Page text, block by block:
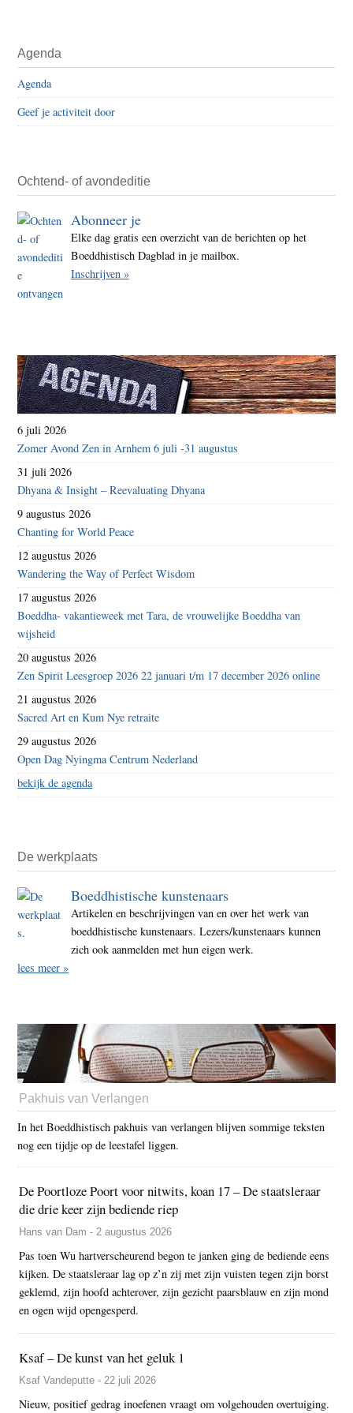
Agenda
Agenda
Geef je activiteit door
Ochtend- of avondeditie
Abonneer je
Elke dag gratis een overzicht van de berichten op het
Boeddhistisch Dagblad in je mailbox.
Inschrijven »
6 juli 2026
Zomer Avond Zen in Arnhem 6 juli -31 augustus
31 juli 2026
Dhyana & Insight – Reevaluating Dhyana
9 augustus 2026
Chanting for World Peace
12 augustus 2026
Wandering the Way of Perfect Wisdom
17 augustus 2026
Boeddha- vakantieweek met Tara, de vrouwelijke Boeddha van
wijsheid
20 augustus 2026
Zen Spirit Leesgroep 2026 22 januari t/m 17 december 2026 online
21 augustus 2026
Sacred Art en Kum Nye retraite
29 augustus 2026
Open Dag Nyingma Centrum Nederland
bekijk de agenda
De werkplaats
Boeddhistische kunstenaars
Artikelen en beschrijvingen van en over het werk van
boeddhistische kunstenaars. Lezers/kunstenaars kunnen
zich ook aanmelden met hun eigen werk.
lees meer »
Pakhuis van Verlangen
In het Boeddhistisch pakhuis van verlangen blijven sommige teksten
nog een tijdje op de leestafel liggen.
De Poortloze Poort voor nitwits, koan 17 – De staatsleraar
die drie keer zijn bediende riep
Hans van Dam - 2 augustus 2026
Pas toen Wu hartverscheurend begon te janken ging de bediende eens
kijken. De staatsleraar lag op z’n zij met zijn vuisten tegen zijn borst
geklemd, zijn hoofd achterover, zijn gezicht paarsblauw en zijn mond
en ogen wijd opengesperd.
Ksaf – De kunst van het geluk 1
Ksaf Vandeputte - 22 juli 2026
Nieuw, positief gedrag inoefenen vraagt om volgehouden overtuiging.